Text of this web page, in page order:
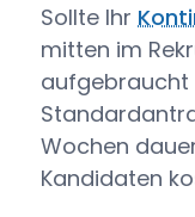
Sollte Ihr
mitten im
aufgebraucht
Wochen
Kandidaten